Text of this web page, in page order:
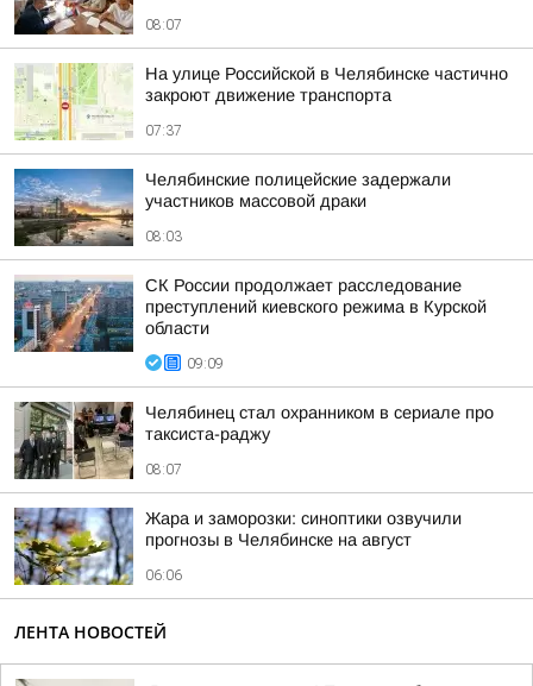
08:07
На улице Российской в Челябинске частично
закроют движение транспорта
07:37
Челябинские полицейские задержали
участников массовой драки
08:03
СК России продолжает расследование
преступлений киевского режима в Курской
области
09:09
Челябинец стал охранником в сериале про
таксиста-раджу
08:07
Жара и заморозки: синоптики озвучили
прогнозы в Челябинске на август
06:06
ЛЕНТА НОВОСТЕЙ